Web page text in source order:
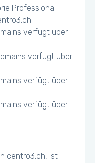
Professional
verfügt über
verfügt über
verfügt über
verfügt über
centro3.ch, ist